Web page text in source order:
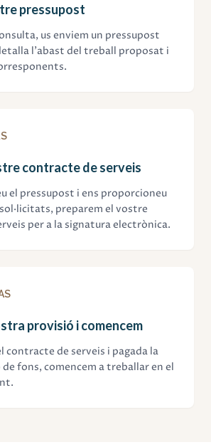
pressupost
us enviem un pressupost
l'abast del treball proposat i
contracte de serveis
el pressupost i ens proporcioneu
preparem el vostre
per a la signatura electrònica.
provisió i comencem
contracte de serveis i pagada la
fons, comencem a treballar en el